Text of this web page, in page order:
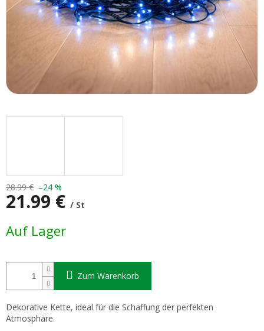
28.99 € –24 %
21.99 € / St
Auf Lager
Zum Warenkorb
Dekorative Kette, ideal für die Schaffung der perfekten
Atmosphäre.